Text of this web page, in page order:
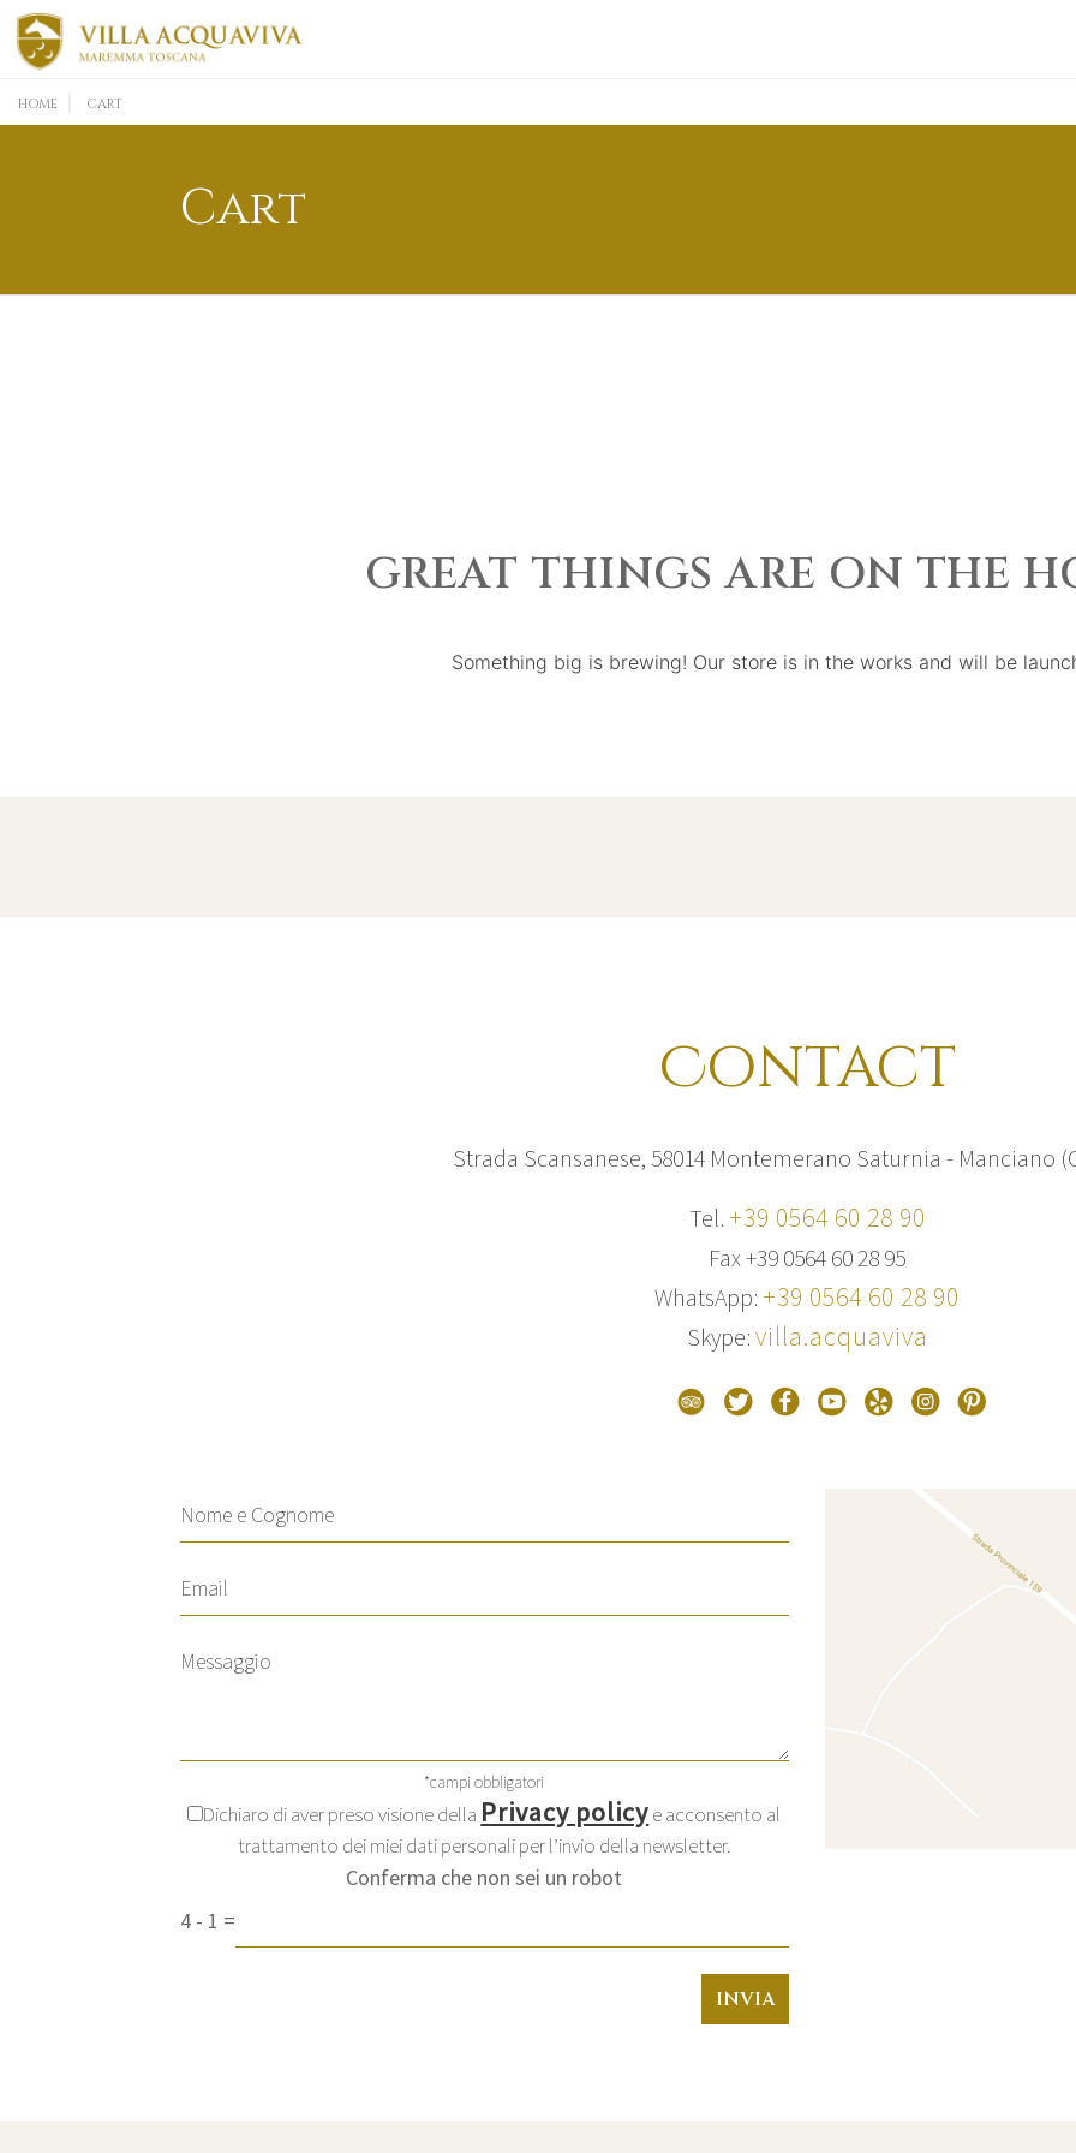
HOME CART
Cart
GREAT THINGS ARE ON THE
Something big is brewing! Our store is in the works and will be
Contact
Strada Scansanese, 58014 Montemerano Saturnia - Manciano
Tel. +39 0564 60 28 90
Fax +39 0564 60 28 95
WhatsApp: +39 0564 60 28 90
Skype: villa.acquaviva
*campi obbligatori
Dichiaro di aver preso visione della Privacy policye acconsento al
trattamento dei miei dati personali per l’invio della newsletter.
Conferma che non sei un robot
4 - 1 =